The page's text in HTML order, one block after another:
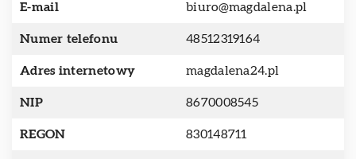
E-mail biuro@magdalena.pl
Numer telefonu 48512319164
Adres internetowy magdalena24.pl
NIP 8670008545
REGON 830148711